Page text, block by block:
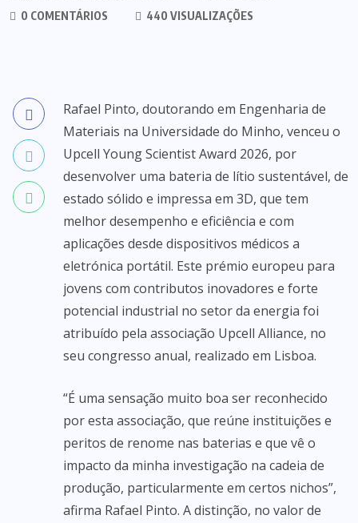
0 COMENTÁRIOS
440 VISUALIZAÇÕES
Rafael Pinto, doutorando em Engenharia de
Materiais na Universidade do Minho, venceu o
Upcell Young Scientist Award 2026, por
desenvolver uma bateria de lítio sustentável, de
estado sólido e impressa em 3D, que tem
melhor desempenho e eficiência e com
aplicações desde dispositivos médicos a
eletrónica portátil. Este prémio europeu para
jovens com contributos inovadores e forte
potencial industrial no setor da energia foi
atribuído pela associação Upcell Alliance, no
seu congresso anual, realizado em Lisboa.
“É uma sensação muito boa ser reconhecido
por esta associação, que reúne instituições e
peritos de renome nas baterias e que vê o
impacto da minha investigação na cadeia de
produção, particularmente em certos nichos”,
afirma Rafael Pinto. A distinção, no valor de